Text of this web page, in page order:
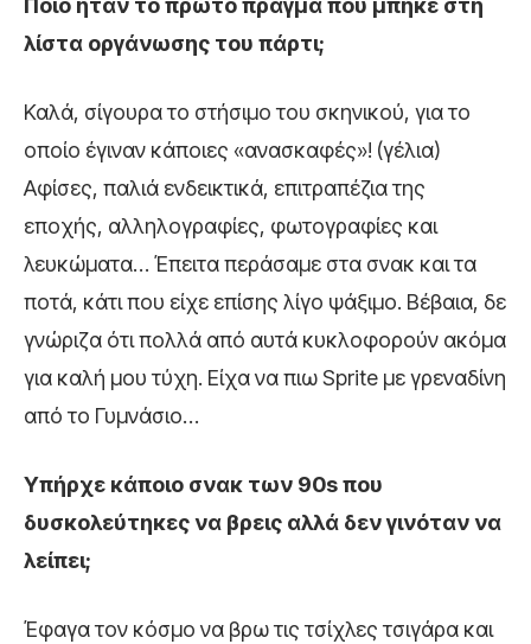
Ποιο ήταν το πρώτο πράγμα που μπήκε στη
λίστα οργάνωσης του πάρτι;
Καλά, σίγουρα το στήσιμο του σκηνικού, για το
οποίο έγιναν κάποιες «ανασκαφές»! (γέλια)
Αφίσες, παλιά ενδεικτικά, επιτραπέζια της
εποχής, αλληλογραφίες, φωτογραφίες και
λευκώματα… Έπειτα περάσαμε στα σνακ και τα
ποτά, κάτι που είχε επίσης λίγο ψάξιμο. Βέβαια, δε
γνώριζα ότι πολλά από αυτά κυκλοφορούν ακόμα
για καλή μου τύχη. Είχα να πιω Sprite με γρεναδίνη
από το Γυμνάσιο…
Υπήρχε κάποιο σνακ των 90s που
δυσκολεύτηκες να βρεις αλλά δεν γινόταν να
λείπει;
Έφαγα τον κόσμο να βρω τις τσίχλες τσιγάρα και